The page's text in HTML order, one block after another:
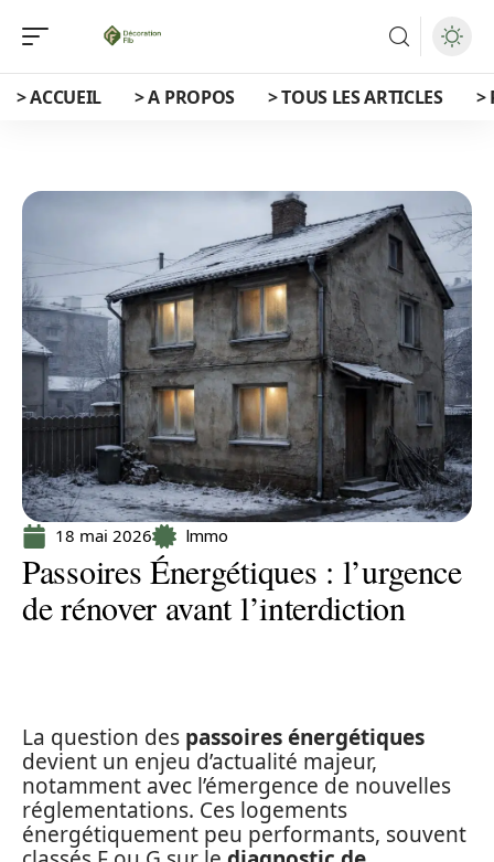
> ACCUEIL > A PROPOS > TOUS LES ARTICLES >
18 mai 2026 Immo
Passoires Énergétiques : l’urgence
de rénover avant l’interdiction
La question des passoires énergétiques
devient un enjeu d’actualité majeur,
notamment avec l’émergence de nouvelles
réglementations. Ces logements
énergétiquement peu performants, souvent